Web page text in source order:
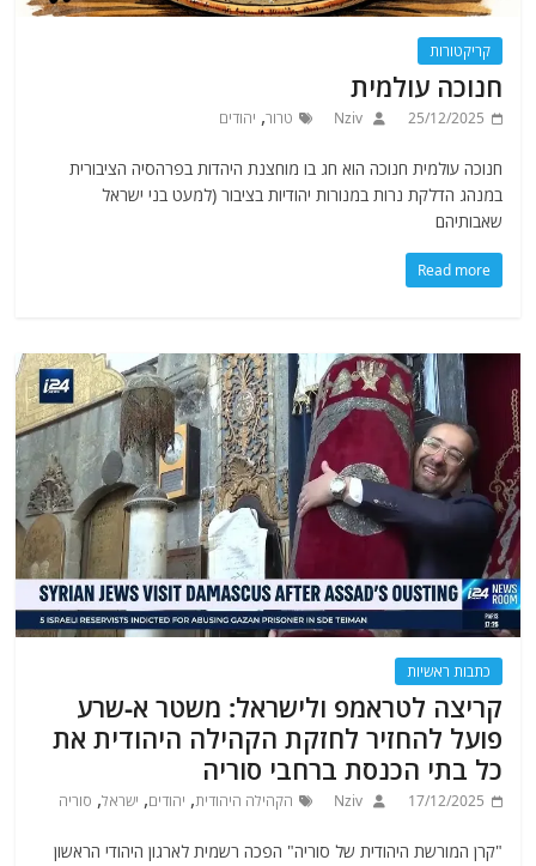
קריקטורות
חנוכה עולמית
25/12/2025
Nziv טרור, יהודים
חנוכה עולמית חנוכה הוא חג בו מוחצנת היהדות בפרהסיה הציבורית
במנהג הדלקת נרות במנורות יהודיות בציבור (למעט בני ישראל
שאבותיהם
Read more
כתבות ראשיות
קריצה לטראמפ ולישראל: משטר א-שרע
פועל להחזיר לחזקת הקהילה היהודית את
כל בתי הכנסת ברחבי סוריה
17/12/2025
Nziv הקהילה היהודית, יהודים, ישראל, סוריה
"קרן המורשת היהודית של סוריה" הפכה רשמית לארגון היהודי הראשון